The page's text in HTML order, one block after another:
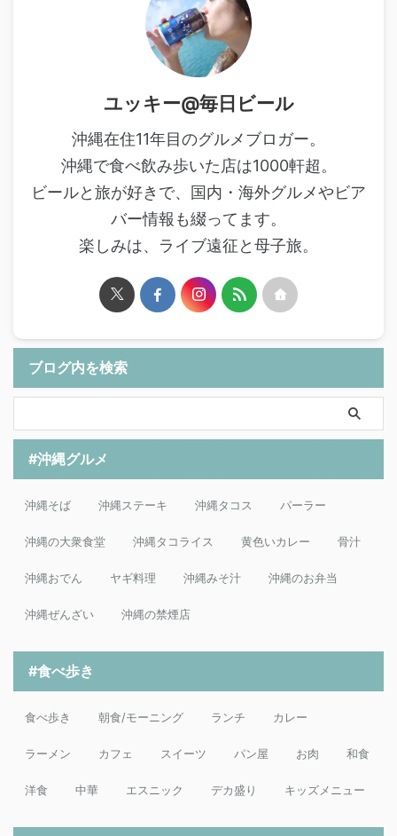
ユッキー@毎日ビール
沖縄在住11年目のグルメブロガー。
沖縄で食べ飲み歩いた店は1000軒超。
ビールと旅が好きで、国内・海外グルメやビア
バー情報も綴ってます。
楽しみは、ライブ遠征と母子旅。
ブログ内を検索
#沖縄グルメ
沖縄そば 沖縄ステーキ 沖縄タコス パーラー
沖縄の大衆食堂 沖縄タコライス 黄色いカレー 骨汁
沖縄おでん ヤギ料理 沖縄みそ汁 沖縄のお弁当
沖縄ぜんざい 沖縄の禁煙店
#食べ歩き
食べ歩き 朝食/モーニング ランチ カレー
ラーメン カフェ スイーツ パン屋 お肉 和食
洋食 中華 エスニック デカ盛り キッズメニュー